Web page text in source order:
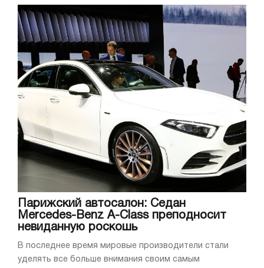
Парижский автосалон: Седан
Mercedes-Benz A-Class преподносит
невиданную роскошь
В последнее время мировые производители стали
уделять все больше внимания своим самым